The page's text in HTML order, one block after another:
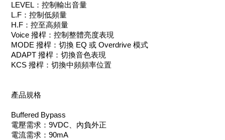
LEVEL：控制輸出音量
L.F：控制低頻量
H.F：控至高頻量
Voice 撥桿：控制整體亮度表現
MODE 撥桿：切換 EQ 或 Overdrive 模式
ADAPT 撥桿：切換音色表現
KCS 撥桿：切換中頻頻率位置
產品規格
Buffered Bypass
電壓需求：9VDC、內負外正
電流需求：90mA